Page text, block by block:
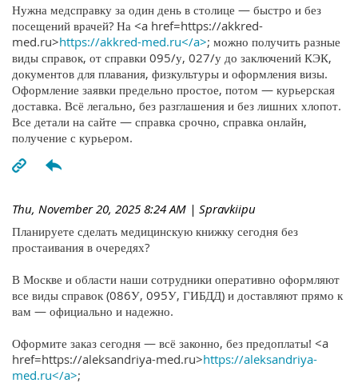
Нужна медсправку за один день в столице — быстро и без
посещений врачей? На <a href=https://akkred-
med.ru>https://akkred-med.ru</a>; можно получить разные
виды справок, от справки 095/у, 027/у до заключений КЭК,
документов для плавания, физкультуры и оформления визы.
Оформление заявки предельно простое, потом — курьерская
доставка. Всё легально, без разглашения и без лишних хлопот.
Все детали на сайте — справка срочно, справка онлайн,
получение с курьером.
Thu, November 20, 2025 8:24 AM | Spravkiipu
Планируете сделать медицинскую книжку сегодня без
простаивания в очередях?
В Москве и области наши сотрудники оперативно оформляют
все виды справок (086У, 095У, ГИБДД) и доставляют прямо к
вам — официально и надежно.
Оформите заказ сегодня — всё законно, без предоплаты! <a
href=https://aleksandriya-med.ru>https://aleksandriya-
med.ru</a>;